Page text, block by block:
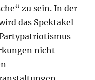
zu sein. In der
das Spektakel
nicht